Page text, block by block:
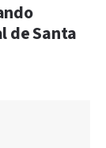
de Santa